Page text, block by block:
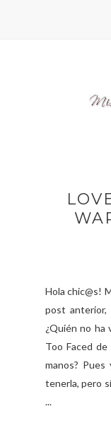
Hola chic@s!
post
¿Quién no ha
Too Faced
manos?
tenerla, pero
...